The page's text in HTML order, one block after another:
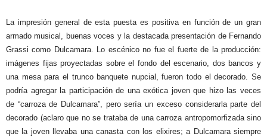
La impresión general de esta puesta es positiva en función de un gran
armado musical, buenas voces y la destacada presentación de Fernando
Grassi como Dulcamara. Lo escénico no fue el fuerte de la producción:
imágenes fijas proyectadas sobre el fondo del escenario, dos bancos y
una mesa para el trunco banquete nupcial, fueron todo el decorado. Se
podría agregar la participación de una exótica joven que hizo las veces
de “carroza de Dulcamara”, pero sería un exceso considerarla parte del
decorado (aclaro que no se trataba de una carroza antropomorfizada sino
que la joven llevaba una canasta con los elixires; a Dulcamara siempre